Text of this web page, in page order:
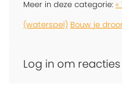
Meer in deze categorie:
(waterspel) Bouw je
Log in om